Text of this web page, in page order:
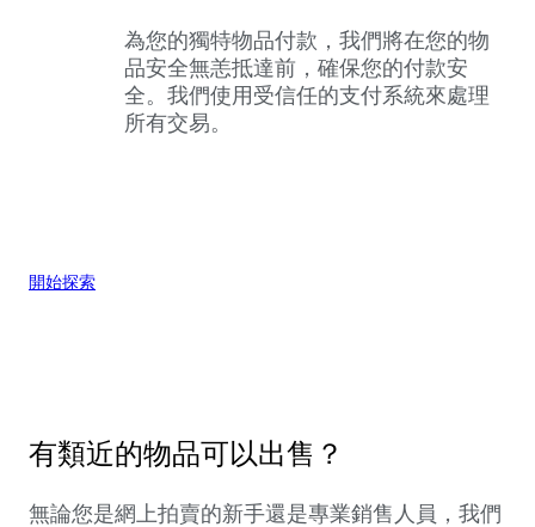
為您的獨特物品付款，我們將在您的物
品安全無恙抵達前，確保您的付款安
全。我們使用受信任的支付系統來處理
所有交易。
開始探索
有類近的物品可以出售？
無論您是網上拍賣的新手還是專業銷售人員，我們